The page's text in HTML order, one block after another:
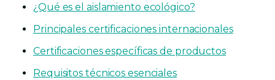
¿Qué es el aislamiento ecológico?
Principales certificaciones internacionales
Certificaciones específicas de productos
Requisitos técnicos esenciales